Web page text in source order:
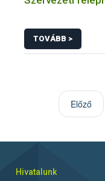
TOVÁBB >
Előző
Hivatalunk